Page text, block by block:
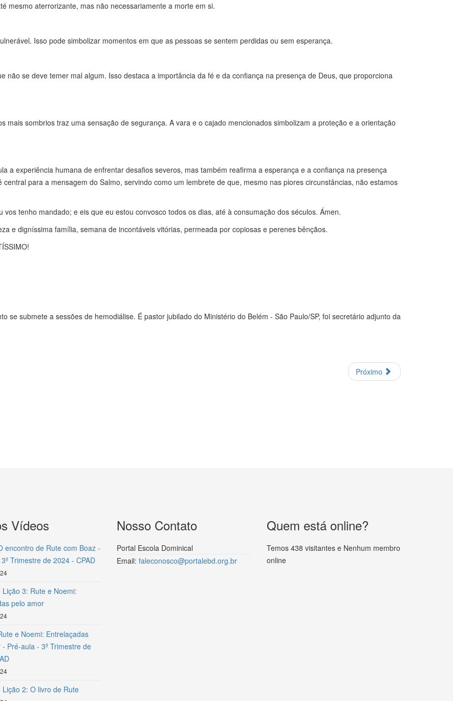
mesmo aterrorizante, mas não necessariamente a morte em si.
Isso pode simbolizar momentos em que as pessoas se sentem perdidas ou sem esperança.
não se deve temer mal algum. Isso destaca a importância da fé e da confiança na presença de Deus, que proporciona
mais sombrios traz uma sensação de segurança. A vara e o cajado mencionados simbolizam a proteção e a orientação
a experiência humana de enfrentar desafios severos, mas também reafirma a esperança e a confiança na presença
para a mensagem do Salmo, servindo como um lembrete de que, mesmo nas piores circunstâncias, não estamos
tenho mandado; e eis que eu estou convosco todos os dias, até à consumação dos séculos. Ámen.
e digníssima família, semana de incontáveis vitórias, permeada por copiosas e perenes bênçãos.
se submete a sessões de hemodiálise. É pastor jubilado do Ministério do Belém - São Paulo/SP, foi secretário adjunto da
Próximo
Vídeos
encontro de Rute com Boaz -
Trimestre de 2024 - CPAD
Lição 3: Rute e Noemi:
pelo amor
e Noemi: Entrelaçadas
Pré-aula - 3º Trimestre de
Lição 2: O livro de Rute
Nosso Contato
Portal Escola Dominical
Email: faleconosco@portalebd.org.br
Quem está online?
Temos 438 visitantes e Nenhum membro
online